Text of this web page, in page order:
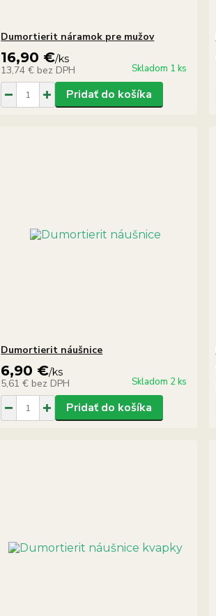
Dumortierit náramok pre mužov
16,90 €/ks
13,74 € bez DPH Skladom 1 ks
Pridať do košíka
Dumortierit náušnice
6,90 €/ks
5,61 € bez DPH Skladom 2 ks
Pridať do košíka